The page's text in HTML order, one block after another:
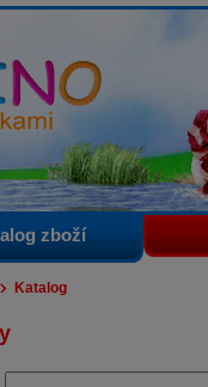
zboží
Katalog